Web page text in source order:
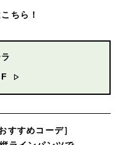
ちら！
すすめコーデ］